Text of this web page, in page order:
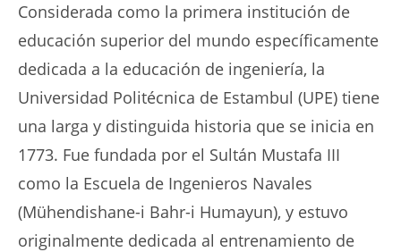
Considerada como la primera institución de
educación superior del mundo específicamente
dedicada a la educación de ingeniería, la
Universidad Politécnica de Estambul (UPE) tiene
una larga y distinguida historia que se inicia en
1773. Fue fundada por el Sultán Mustafa III
como la Escuela de Ingenieros Navales
(Mühendishane-i Bahr-i Humayun), y estuvo
originalmente dedicada al entrenamiento de